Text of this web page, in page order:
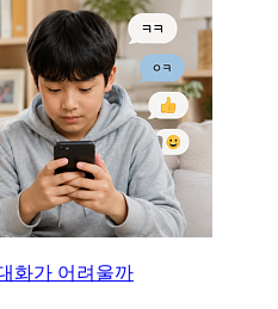
화가 어려울까